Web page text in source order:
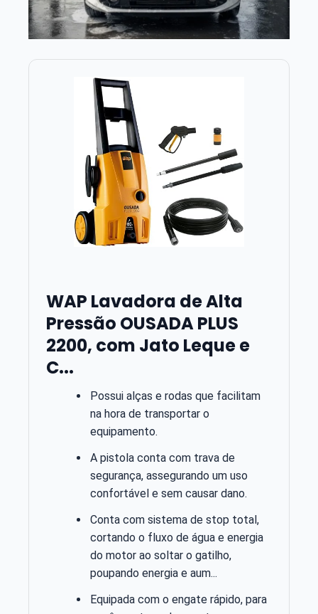
WAP Lavadora de Alta
Pressão OUSADA PLUS
2200, com Jato Leque e
C...
Possui alças e rodas que facilitam
na hora de transportar o
equipamento.
A pistola conta com trava de
segurança, assegurando um uso
confortável e sem causar dano.
Conta com sistema de stop total,
cortando o fluxo de água e energia
do motor ao soltar o gatilho,
poupando energia e aum...
Equipada com o engate rápido, para